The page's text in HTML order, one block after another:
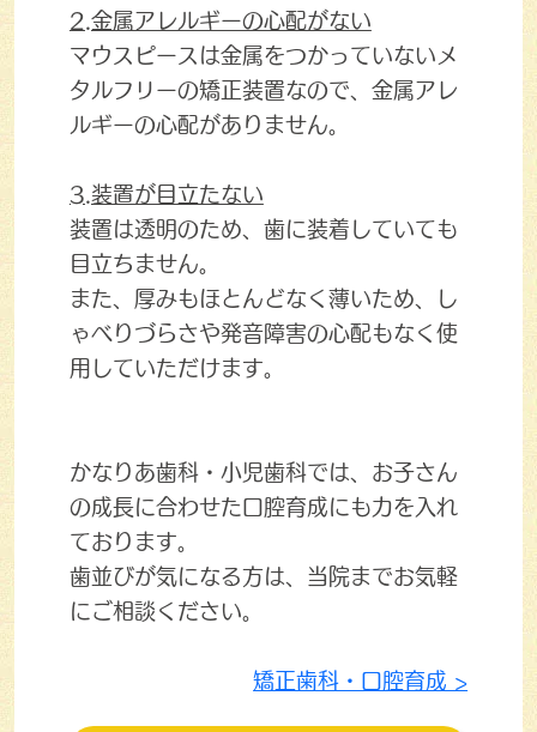
2.金属アレルギーの心配がない
マウスピースは金属をつかっていないメ
タルフリーの矯正装置なので、金属アレ
ルギーの心配がありません。
3.装置が目立たない
装置は透明のため、歯に装着していても
目立ちません。
また、厚みもほとんどなく薄いため、し
ゃべりづらさや発音障害の心配もなく使
用していただけます。
かなりあ歯科・小児歯科では、お子さん
の成長に合わせた口腔育成にも力を入れ
ております。
歯並びが気になる方は、当院までお気軽
にご相談ください。
矯正歯科・口腔育成 >